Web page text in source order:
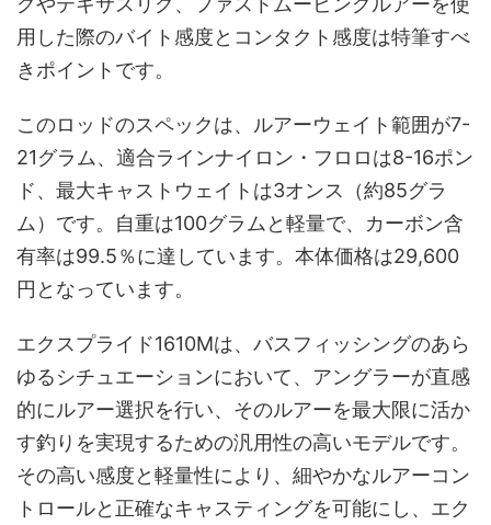
用した際のバイト感度とコンタクト感度は特筆すべ
きポイントです。
このロッドのスペックは、ルアーウェイト範囲が7-
21グラム、適合ラインナイロン・フロロは8-16ポン
ド、最大キャストウェイトは3オンス（約85グラ
ム）です。自重は100グラムと軽量で、カーボン含
有率は99.5％に達しています。本体価格は29,600
円となっています。
エクスプライド1610Mは、バスフィッシングのあら
ゆるシチュエーションにおいて、アングラーが直感
的にルアー選択を行い、そのルアーを最大限に活か
す釣りを実現するための汎用性の高いモデルです。
その高い感度と軽量性により、細やかなルアーコン
トロールと正確なキャスティングを可能にし、エク